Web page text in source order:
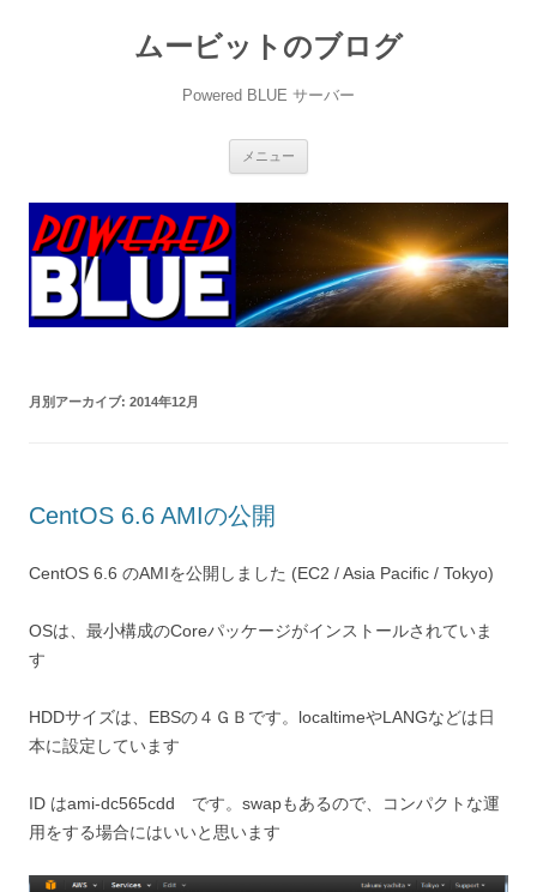
ムービットのブログ
Powered BLUE サーバー
メニュー
ツ
ッ
プ
月別アーカイブ: 2014年12月
CentOS 6.6 AMIの公開
CentOS 6.6 のAMIを公開しました (EC2 / Asia Pacific / Tokyo)
OSは、最小構成のCoreパッケージがインストールされていま
す
HDDサイズは、EBSの４ＧＢです。localtimeやLANGなどは日
本に設定しています
ID はami-dc565cdd です。swapもあるので、コンパクトな運
用をする場合にはいいと思います